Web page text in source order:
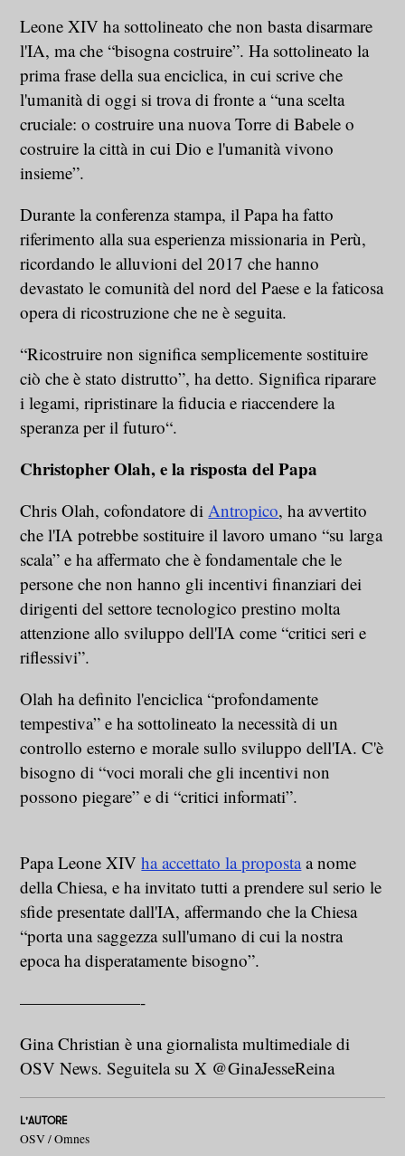
Leone XIV ha sottolineato che non basta disarmare
l'IA, ma che “bisogna costruire”. Ha sottolineato la
prima frase della sua enciclica, in cui scrive che
l'umanità di oggi si trova di fronte a “una scelta
cruciale: o costruire una nuova Torre di Babele o
costruire la città in cui Dio e l'umanità vivono
insieme”.
Durante la conferenza stampa, il Papa ha fatto
riferimento alla sua esperienza missionaria in Perù,
ricordando le alluvioni del 2017 che hanno
devastato le comunità del nord del Paese e la faticosa
opera di ricostruzione che ne è seguita.
“Ricostruire non significa semplicemente sostituire
ciò che è stato distrutto”, ha detto. Significa riparare
i legami, ripristinare la fiducia e riaccendere la
speranza per il futuro“.
Christopher Olah, e la risposta del Papa
Chris Olah, cofondatore diAntropico, ha avvertito
che l'IA potrebbe sostituire il lavoro umano “su larga
scala” e ha affermato che è fondamentale che le
persone che non hanno gli incentivi finanziari dei
dirigenti del settore tecnologico prestino molta
attenzione allo sviluppo dell'IA come “critici seri e
riflessivi”.
Olah ha definito l'enciclica “profondamente
tempestiva” e ha sottolineato la necessità di un
controllo esterno e morale sullo sviluppo dell'IA. C'è
bisogno di “voci morali che gli incentivi non
possono piegare” e di “critici informati”.
Papa Leone XIVha accettato la propostaa nome
della Chiesa, e ha invitato tutti a prendere sul serio le
sfide presentate dall'IA, affermando che la Chiesa
“porta una saggezza sull'umano di cui la nostra
epoca ha disperatamente bisogno”.
———————-
Gina Christian è una giornalista multimediale di
OSV News. Seguitela su X @GinaJesseReina
L'AUTORE
OSV / Omnes